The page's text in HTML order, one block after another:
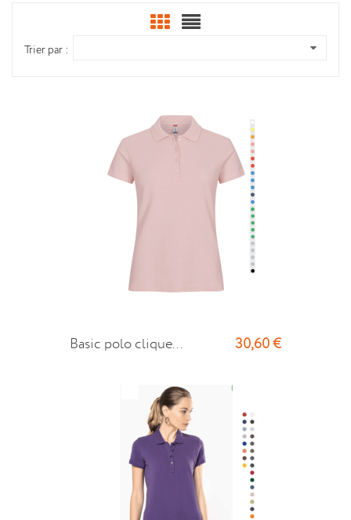
Trier par :
Basic polo clique... 30,60 €